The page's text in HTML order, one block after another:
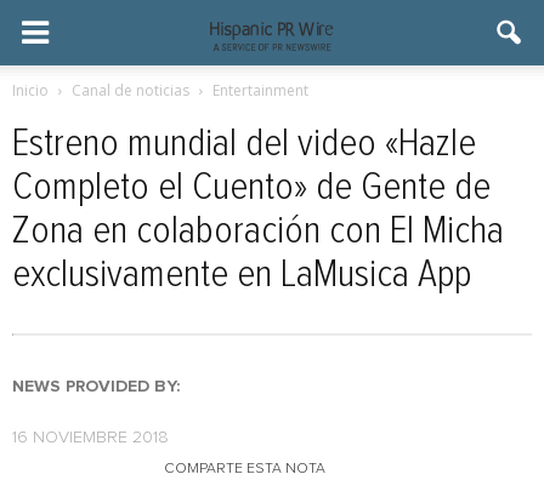
Inicio Canal de noticias Entertainment
Estreno mundial del video «Hazle
Completo el Cuento» de Gente de
Zona en colaboración con El Micha
exclusivamente en LaMusica App
NEWS PROVIDED BY:
16 NOVIEMBRE 2018
COMPARTE ESTA NOTA